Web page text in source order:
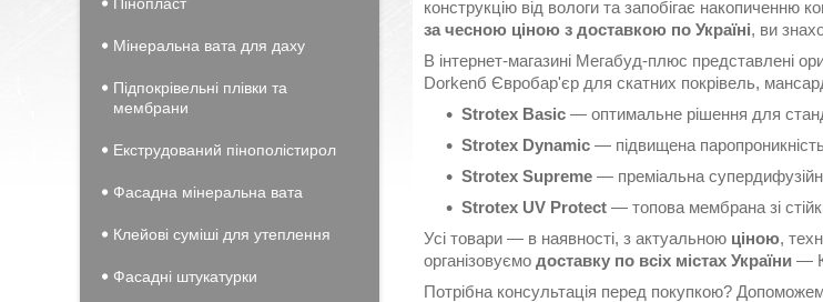
конструкцію від вологи та запобігає накопиченню
за чесною ціною з доставкою по Україні, ви
В інтернет-магазині Мегабуд-плюс представлені
Dorkenб Євробар'єр для скатних покрівель,
Strotex Basic — оптимальне рішення для
Strotex Dynamic — підвищена
Strotex Supreme — преміальна
Strotex UV Protect — топова мембрана зі
Усі товари — в наявності, з актуальною ціною,
організовуємо доставку по всіх містах України —
Потрібна консультація перед покупкою?
Мінеральна вата для даху
Підпокрівельні плівки та
мембрани
Екструдований пінополістирол
Фасадна мінеральна вата
Клейові суміші для утеплення
Фасадні штукатурки